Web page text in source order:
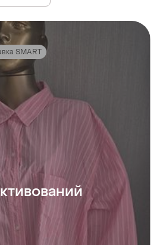
SMART